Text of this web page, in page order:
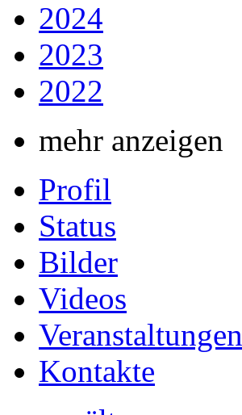
2024
2023
2022
mehr anzeigen
Profil
Status
Bilder
Videos
Veranstaltungen
Kontakte